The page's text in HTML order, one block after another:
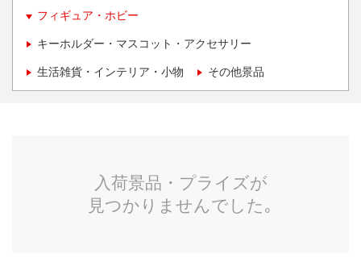
フィギュア・ホビー
キーホルダー・マスコット・アクセサリー
生活雑貨・インテリア・小物 その他景品